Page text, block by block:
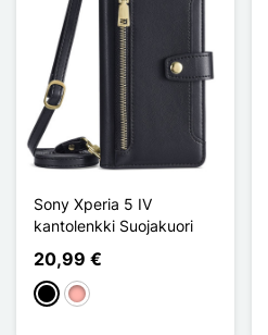
Sony Xperia 5 IV
kantolenkki Suojakuori
20,99 €
MustaOr Rose